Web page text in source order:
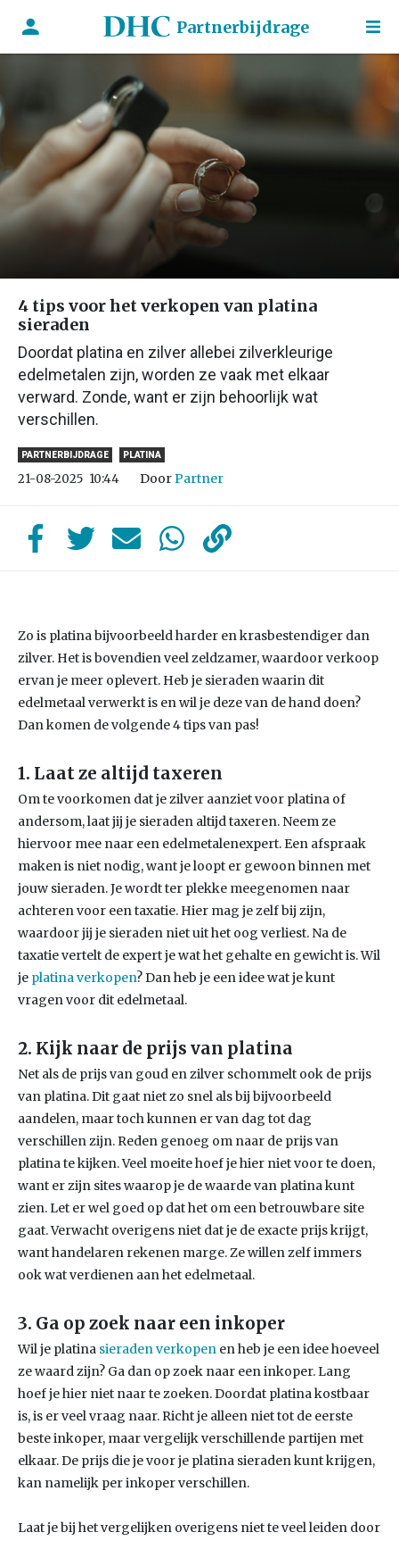
Partnerbijdrage
4 tips voor het verkopen van platina
sieraden
Doordat platina en zilver allebei zilverkleurige
edelmetalen zijn, worden ze vaak met elkaar
verward. Zonde, want er zijn behoorlijk wat
verschillen.
PARTNERBIJDRAGE PLATINA
21-08-2025 10:44 DoorPartner
Zo is platina bijvoorbeeld harder en krasbestendiger dan
zilver. Het is bovendien veel zeldzamer, waardoor verkoop
ervan je meer oplevert. Heb je sieraden waarin dit
edelmetaal verwerkt is en wil je deze van de hand doen?
Dan komen de volgende 4 tips van pas!
1. Laat ze altijd taxeren
Om te voorkomen dat je zilver aanziet voor platina of
andersom, laat jij je sieraden altijd taxeren. Neem ze
hiervoor mee naar een edelmetalenexpert. Een afspraak
maken is niet nodig, want je loopt er gewoon binnen met
jouw sieraden. Je wordt ter plekke meegenomen naar
achteren voor een taxatie. Hier mag je zelf bij zijn,
waardoor jij je sieraden niet uit het oog verliest. Na de
taxatie vertelt de expert je wat het gehalte en gewicht is. Wil
je platina verkopen? Dan heb je een idee wat je kunt
vragen voor dit edelmetaal.
2. Kijk naar de prijs van platina
Net als de prijs van goud en zilver schommelt ook de prijs
van platina. Dit gaat niet zo snel als bij bijvoorbeeld
aandelen, maar toch kunnen er van dag tot dag
verschillen zijn. Reden genoeg om naar de prijs van
platina te kijken. Veel moeite hoef je hier niet voor te doen,
want er zijn sites waarop je de waarde van platina kunt
zien. Let er wel goed op dat het om een betrouwbare site
gaat. Verwacht overigens niet dat je de exacte prijs krijgt,
want handelaren rekenen marge. Ze willen zelf immers
ook wat verdienen aan het edelmetaal.
3. Ga op zoek naar een inkoper
Wil je platina sieraden verkopen en heb je een idee hoeveel
ze waard zijn? Ga dan op zoek naar een inkoper. Lang
hoef je hier niet naar te zoeken. Doordat platina kostbaar
is, is er veel vraag naar. Richt je alleen niet tot de eerste
beste inkoper, maar vergelijk verschillende partijen met
elkaar. De prijs die je voor je platina sieraden kunt krijgen,
kan namelijk per inkoper verschillen.
Laat je bij het vergelijken overigens niet te veel leiden door